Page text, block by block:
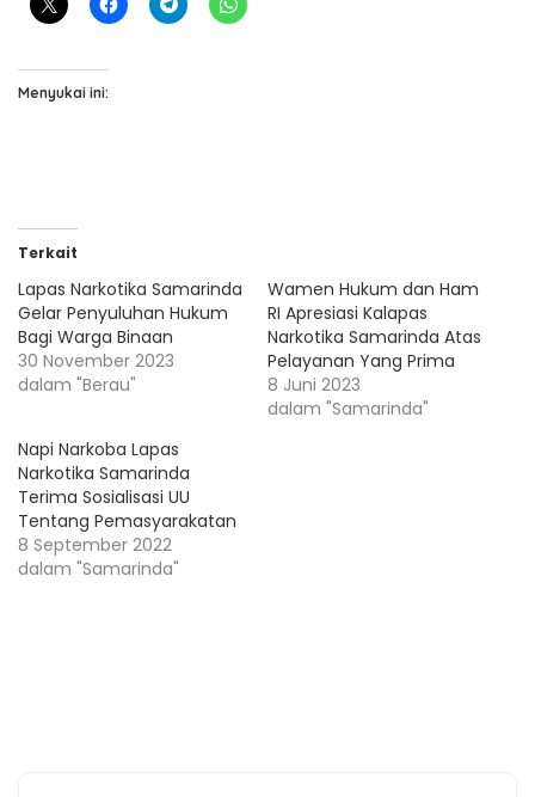
Menyukai ini:
Terkait
Lapas Narkotika Samarinda
Gelar Penyuluhan Hukum
Bagi Warga Binaan
30 November 2023
dalam "Berau"
Wamen Hukum dan Ham
RI Apresiasi Kalapas
Narkotika Samarinda Atas
Pelayanan Yang Prima
8 Juni 2023
dalam "Samarinda"
Napi Narkoba Lapas
Narkotika Samarinda
Terima Sosialisasi UU
Tentang Pemasyarakatan
8 September 2022
dalam "Samarinda"